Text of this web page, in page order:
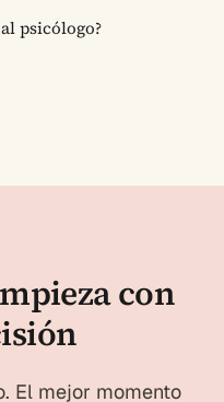
psicólogo?
con
El mejor momento